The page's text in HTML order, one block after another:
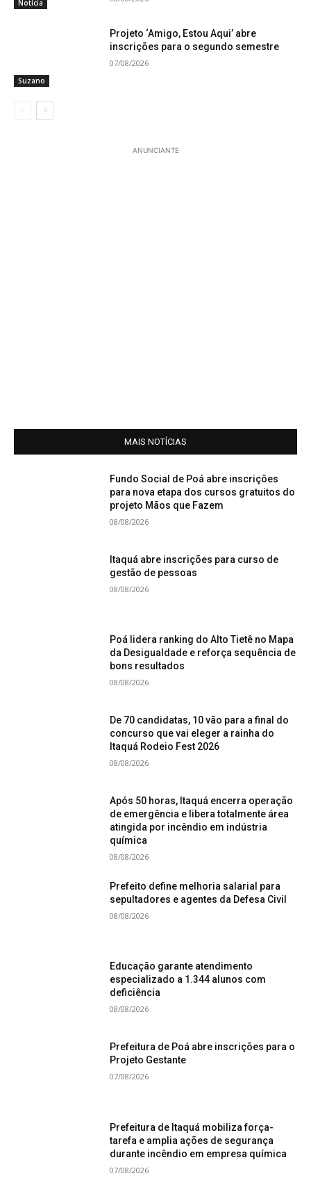
Notícia
Suzano
Projeto ‘Amigo, Estou Aqui’ abre
inscrições para o segundo semestre
07/08/2026
ANUNCIANTE
MAIS NOTÍCIAS
Fundo Social de Poá abre inscrições
para nova etapa dos cursos gratuitos do
projeto Mãos que Fazem
08/08/2026
Itaquá abre inscrições para curso de
gestão de pessoas
08/08/2026
Poá lidera ranking do Alto Tietê no Mapa
da Desigualdade e reforça sequência de
bons resultados
08/08/2026
De 70 candidatas, 10 vão para a final do
concurso que vai eleger a rainha do
Itaquá Rodeio Fest 2026
08/08/2026
Após 50 horas, Itaquá encerra operação
de emergência e libera totalmente área
atingida por incêndio em indústria
química
08/08/2026
Prefeito define melhoria salarial para
sepultadores e agentes da Defesa Civil
08/08/2026
Educação garante atendimento
especializado a 1.344 alunos com
deficiência
08/08/2026
Prefeitura de Poá abre inscrições para o
Projeto Gestante
07/08/2026
Prefeitura de Itaquá mobiliza força-
tarefa e amplia ações de segurança
durante incêndio em empresa química
07/08/2026